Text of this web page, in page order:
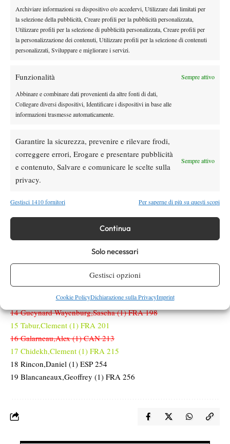
Archiviare informazioni su dispositivo e/o accedervi, Utilizzare dati limitati per
la selezione della pubblicità, Creare profili per la pubblicità personalizzata,
Utilizzare profili per la selezione di pubblicità personalizzata, Creare profili per
la personalizzazione dei contenuti, Utilizzare profili per la selezione di contenuti
personalizzati, Sviluppare e migliorare i servizi.
Funzionalità Sempre attivo
Abbinare e combinare dati provenienti da altre fonti di dati,
Collegare diversi dispositivi, Identificare i dispositivi in base alle
informazioni trasmesse automaticamente.
Garantire la sicurezza, prevenire e rilevare frodi,
correggere errori, Erogare e presentare pubblicità
e contenuto, Salvare e comunicare le scelte sulla
privacy.
Sempre attivo
Gestisci 1410 fornitori Per saperne di più su questi scopi
Continua
Solo necessari
Gestisci opzioni
Cookie PolicyDichiarazione sulla PrivacyImprint
Kypson,Patrick USA 116
O’Connell,Christopher AUS 118
Harris,Billy GBR 121
Choinski,Jan GBR 124
Trungelliti,Marco ARG 130
Ofner,Sebastian AUT 131
Echargui,Moez TUN 134
Blanchet,Ugo FRA 142
1 Carballes Baena,Roberto (1) ESP 147
2 Landaluce,Martin (1) ESP 149
3 Lajal,Mark (1) EST 153
4 Droguet,Titouan (1) FRA 155
7 Mayot,Harold (1) FRA 159
8 Van Assche,Luca (1) FRA 165
9 Sachko,Vitaliy (1) UKR 166
10 Ymer,Elias (1) SWE 175
11 Damm,Martin (1) USA 177
12 Grenier,Hugo (1) FRA 179
13 Engel,Justin (1) GER 183
14 Gueynard Wayenburg,Sascha (1) FRA 198
15 Tabur,Clement (1) FRA 201
16 Galarneau,Alex (1) CAN 213
17 Chidekh,Clement (1) FRA 215
18 Rincon,Daniel (1) ESP 254
19 Blancaneaux,Geoffrey (1) FRA 256